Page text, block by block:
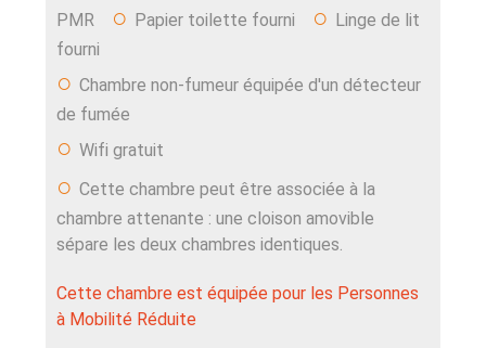
PMR
○ Papier toilette fourni ○ Linge de lit
fourni
○ Chambre non-fumeur équipée d'un détecteur
de fumée
○ Wifi gratuit
○ Cette chambre peut être associée à la
chambre attenante : une cloison amovible
sépare les deux chambres identiques.
Cette chambre est équipée pour les Personnes
à Mobilité Réduite